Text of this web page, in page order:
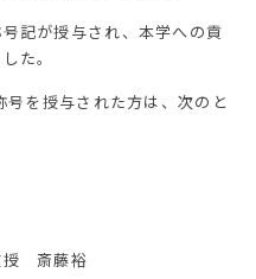
記が授与され、本学への貢
た。
を授与された方は、次のと
授 斎藤裕